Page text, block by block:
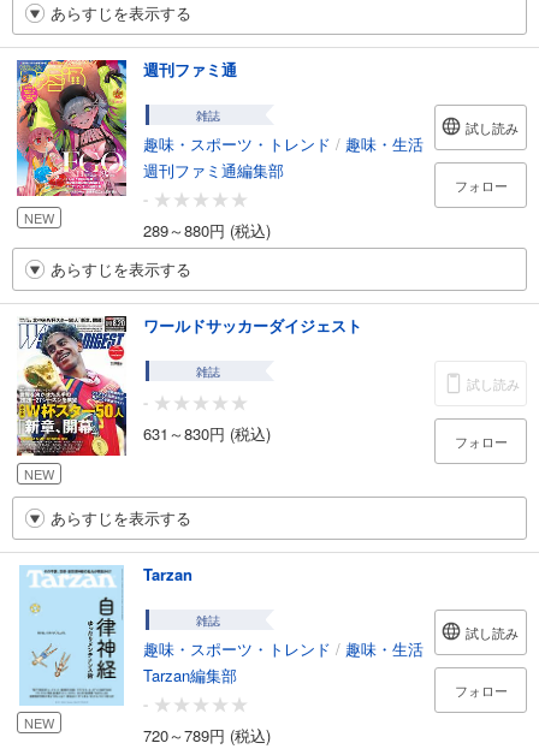
あらすじを表示する
NEW
週刊ファミ通
雑誌
趣味・スポーツ・トレンド / 趣味・生活
週刊ファミ通編集部
-
289～880円 (税込)
試し読み
フォロー
あらすじを表示する
NEW
ワールドサッカーダイジェスト
雑誌
-
631～830円 (税込)
試し読み
フォロー
あらすじを表示する
NEW
Tarzan
雑誌
趣味・スポーツ・トレンド / 趣味・生活
Tarzan編集部
-
720～789円 (税込)
試し読み
フォロー